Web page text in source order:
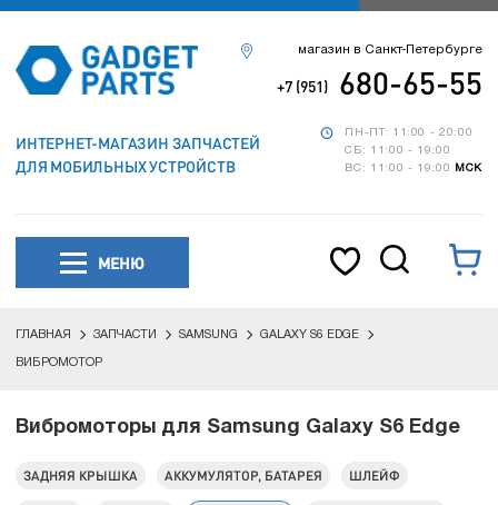
ИНТЕРНЕТ-МАГАЗИН ЗАПЧАСТЕЙ
ДЛЯ МОБИЛЬНЫХ УСТРОЙСТВ
ПН-ПТ: 11:00 - 20:00
СБ: 11:00 - 19:00
ВС: 11:00 - 19:00
МСК
магазин в Санкт-Петербурге
+7 (951) 680-65-55
МЕНЮ
ГЛАВНАЯ ЗАПЧАСТИ SAMSUNG GALAXY S6 EDGE
ВИБРОМОТОР
Вибромоторы для Samsung Galaxy S6 Edge
ЗАДНЯЯ КРЫШКА АККУМУЛЯТОР, БАТАРЕЯ ШЛЕЙФ